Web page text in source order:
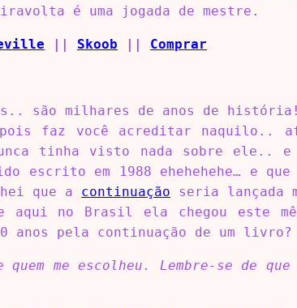
é uma jogada de mestre.
Skoob Comprar
são milhares de anos de história!
faz você acreditar naquilo..
tinha visto nada sobre ele.. e o
em 1988 ehehehehe… e
que a continuação seria lançada
no Brasil ela chegou este
anos pela continuação de um livro?
quem me escolheu. Lembre-se de